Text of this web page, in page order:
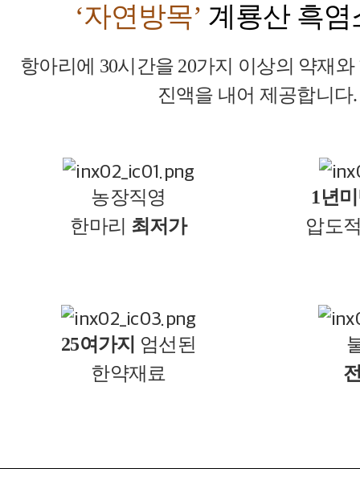
‘자연방목’ 계룡산 흑염
항아리에 30시간을 20가지 이상의 약재
진액을 내어 제공합니다.
농장직영
한마리 최저가
1년
압도
25여가지 엄선된
한약재료